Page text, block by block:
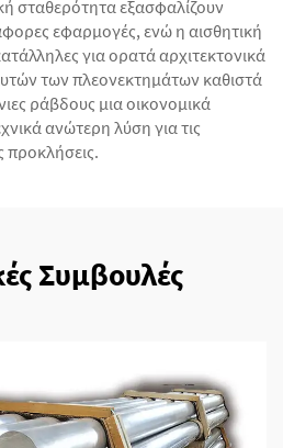
σταθερότητα εξασφαλίζουν
εφαρμογές, ενώ η αισθητική
για ορατά αρχιτεκτονικά
των πλεονεκτημάτων καθιστά
ράβδους μια οικονομικά
ανώτερη λύση για τις
προκλήσεις.
Συμβουλές